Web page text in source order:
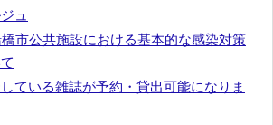
ュ
市公共施設における基本的な感染対策
ている雑誌が予約・貸出可能になりま